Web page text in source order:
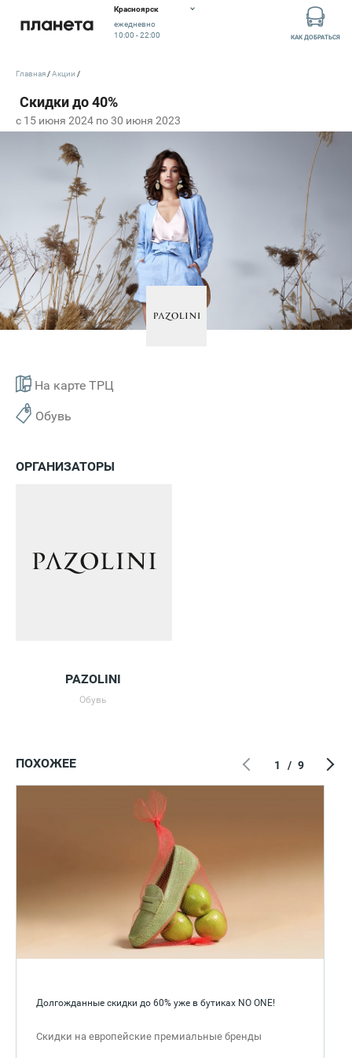
Красноярск
ежедневно
10:00 - 22:00
КАК ДОБРАТЬСЯ
c 15 июня 2024 по 30 июня 2023
На карте ТРЦ
Обувь
Главная Акции
ОРГАНИЗАТОРЫ
PAZOLINI
Обувь
ПОХОЖЕЕ
Долгожданные скидки до 60% уже в бутиках NO ONE!
Скидки на европейские премиальные бренды
1 / 9